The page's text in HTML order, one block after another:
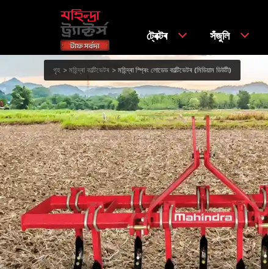
ট্ৰেক্টৰ সঁজুলি
গৃহ মহিন্দ্ৰা কাল্টিভেটৰ মহিন্দ্ৰা স্প্ৰিং লোডেড কাল্টিভেটৰ (মিডিয়াম ডিউটী)